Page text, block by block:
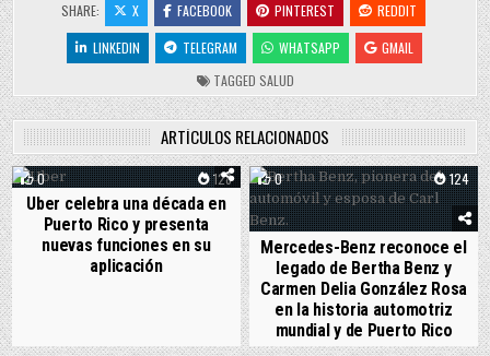
SHARE: X FACEBOOK PINTEREST
REDDIT
LINKEDIN
TELEGRAM WHATSAPP
GMAIL
TAGGED SALUD
ARTÍCULOS RELACIONADOS
0 128
Uber celebra una década en
Puerto Rico y presenta
nuevas funciones en su
aplicación
0 124
Mercedes-Benz reconoce el
legado de Bertha Benz y
Carmen Delia González Rosa
en la historia automotriz
mundial y de Puerto Rico